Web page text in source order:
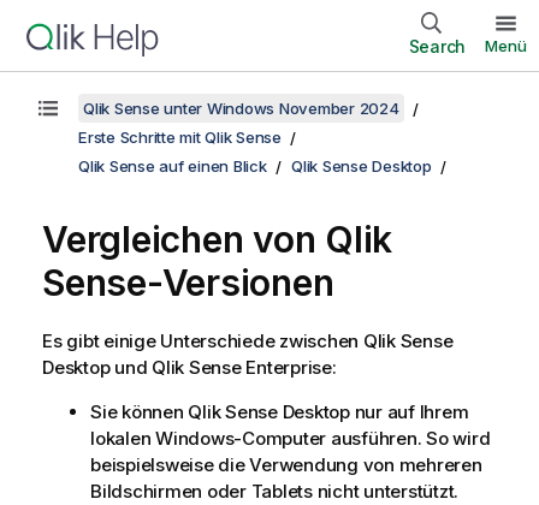
Search Menü
Qlik Sense unter Windows November 2024
Erste Schritte mit Qlik Sense
Qlik Sense auf einen Blick
Qlik Sense Desktop
Vergleichen von Qlik
Sense-Versionen
Es gibt einige Unterschiede zwischen Qlik Sense
Desktopund Qlik Sense Enterprise:
Sie können Qlik Sense Desktopnur auf Ihrem
lokalen Windows-Computer ausführen. So wird
beispielsweise die Verwendung von mehreren
Bildschirmen oder Tablets nicht unterstützt.